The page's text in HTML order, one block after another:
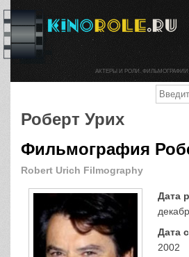
Роберт Урих
Фильмография
Robert Urich Filmography
Дата
Дата
2002
АКТЕРЫ И РОЛИ. ФИЛЬМОГРАФИИ